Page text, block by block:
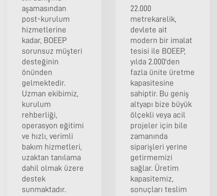
aşamasından
post-kurulum
hizmetlerine
kadar, BOEEP
sorunsuz müşteri
desteğinin
önünden
gelmektedir.
Uzman ekibimiz,
kurulum
rehberliği,
operasyon eğitimi
ve hızlı, verimli
bakım hizmetleri,
uzaktan tanılama
dahil olmak üzere
destek
sunmaktadır.
22.000
metrekarelik,
devlete ait
modern bir imalat
tesisi ile BOEEP,
yılda 2.000'den
fazla ünite üretme
kapasitesine
sahiptir. Bu geniş
altyapı bize büyük
ölçekli veya acil
projeler için bile
zamanında
siparişleri yerine
getirmemizi
sağlar. Üretim
kapasitemiz,
sonuçları teslim